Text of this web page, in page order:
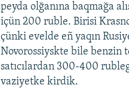
peyda olğanına baqmağa
içün 200 ruble. Birisi
çünki evelde eñ yaqın
Novorossiyskte bile benzin
satıcılardan 300-400
vaziyetke kirdik.